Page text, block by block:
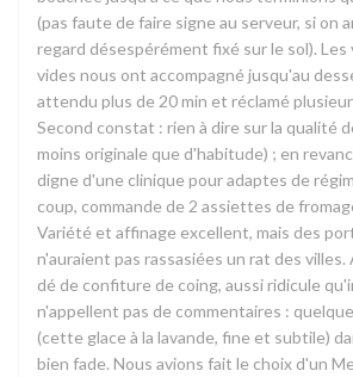
(pas faute de faire signe au serveur, si on
regard désespérément fixé sur le sol).
vides nous ont accompagné jusqu'au
attendu plus de 20 min et réclamé
Second constat : rien à dire sur la qualité
moins originale que d'habitude) ; en
digne d'une clinique pour adaptes de
coup, commande de 2 assiettes de
Variété et affinage excellent, mais des
n'auraient pas rassasiées un rat des villes.
dé de confiture de coing, aussi ridicule
n'appellent pas de commentaires :
(cette glace à la lavande, fine et subtile)
bien fade. Nous avions fait le choix d'un